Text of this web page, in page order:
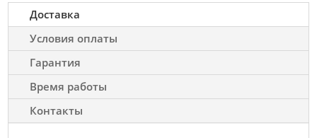
Доставка
Условия оплаты
Гарантия
Время работы
Контакты